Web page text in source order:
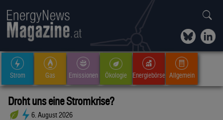
Strom Gas Emissionen Ökologie Energiebörse Allgemein
Droht uns eine Stromkrise?
6. August 2026